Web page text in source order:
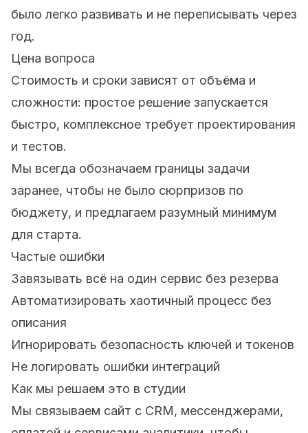
было легко развивать и не переписывать через
год.
Цена вопроса
Стоимость и сроки зависят от объёма и
сложности: простое решение запускается
быстро, комплексное требует проектирования
и тестов.
Мы всегда обозначаем границы задачи
заранее, чтобы не было сюрпризов по
бюджету, и предлагаем разумный минимум
для старта.
Частые ошибки
Завязывать всё на один сервис без резерва
Автоматизировать хаотичный процесс без
описания
Игнорировать безопасность ключей и токенов
Не логировать ошибки интеграций
Как мы решаем это в студии
Мы связываем сайт с CRM, мессенджерами,